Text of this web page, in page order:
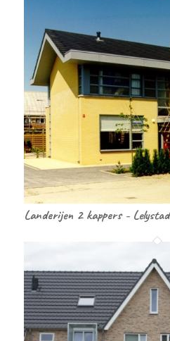
Landerijen 2 kappers - Lelystad